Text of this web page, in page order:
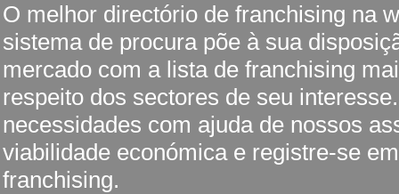
O melhor directório de franchising na
sistema de procura põe à sua
mercado com a lista de franchising
respeito dos sectores de seu
necessidades com ajuda de nossos
viabilidade económica e registre-se
franchising.